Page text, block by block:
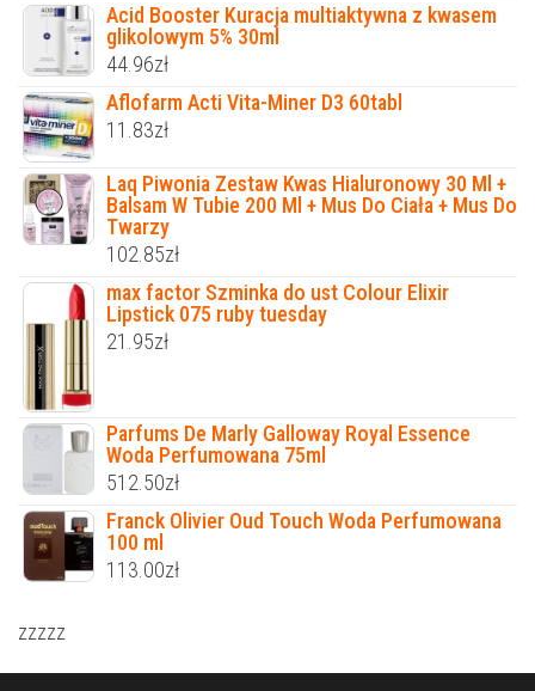
Acid Booster Kuracja multiaktywna z kwasem
glikolowym 5% 30ml
44.96zł
Aflofarm Acti Vita-Miner D3 60tabl
11.83zł
Laq Piwonia Zestaw Kwas Hialuronowy 30 Ml +
Balsam W Tubie 200 Ml + Mus Do Ciała + Mus Do
Twarzy
102.85zł
max factor Szminka do ust Colour Elixir
Lipstick 075 ruby tuesday
21.95zł
Parfums De Marly Galloway Royal Essence
Woda Perfumowana 75ml
512.50zł
Franck Olivier Oud Touch Woda Perfumowana
100 ml
113.00zł
zzzzz